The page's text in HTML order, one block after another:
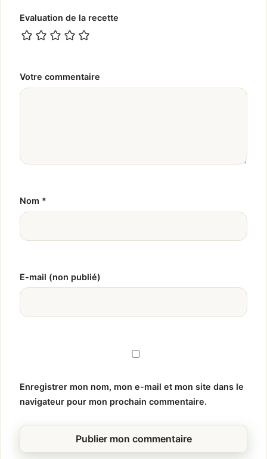
Evaluation de la recette
Votre commentaire
Nom *
E-mail (non publié)
Enregistrer mon nom, mon e-mail et mon site dans le
navigateur pour mon prochain commentaire.